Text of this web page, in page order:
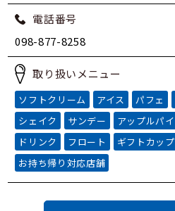
電話番号
098-877-8258
取り扱いメニュー
ソフトクリーム アイス パフェ
シェイク
サンデー アップルパイ
ドリンク
フロート ギフトカップ
お持ち帰り対応店舗